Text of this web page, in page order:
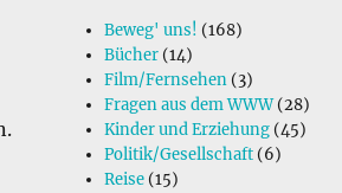
Beweg' uns! (168)
Bücher (14)
Film/Fernsehen (3)
Fragen aus dem WWW(28)
Kinder und Erziehung (45)
Politik/Gesellschaft (6)
Reise (15)